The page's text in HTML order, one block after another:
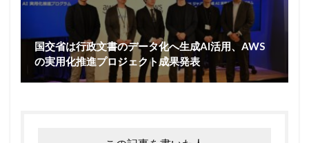
国交省は行政文書のデータ化へ生成AI活用、AWS
の実用化推進プロジェクト成果発表